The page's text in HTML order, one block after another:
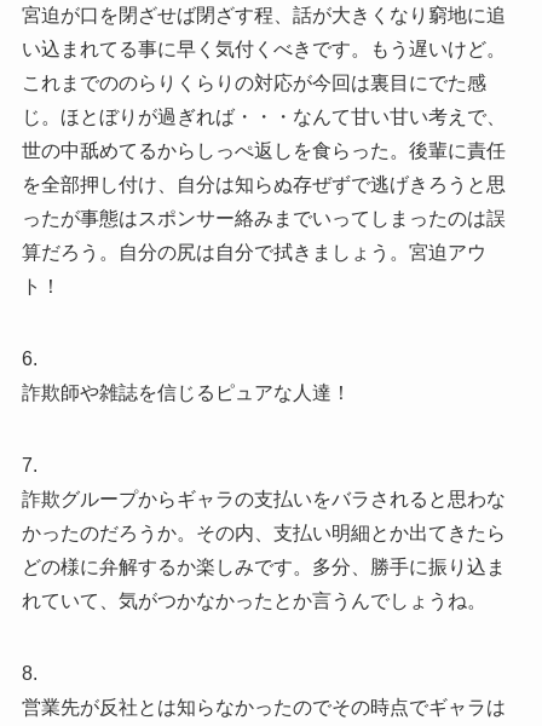
宮迫が口を閉ざせば閉ざす程、話が大きくなり窮地に追
い込まれてる事に早く気付くべきです。もう遅いけど。
これまでののらりくらりの対応が今回は裏目にでた感
じ。ほとぼりが過ぎれば・・・なんて甘い甘い考えで、
世の中舐めてるからしっぺ返しを食らった。後輩に責任
を全部押し付け、自分は知らぬ存ぜずで逃げきろうと思
ったが事態はスポンサー絡みまでいってしまったのは誤
算だろう。自分の尻は自分で拭きましょう。宮迫アウ
ト！
6.
詐欺師や雑誌を信じるピュアな人達！
7.
詐欺グループからギャラの支払いをバラされると思わな
かったのだろうか。その内、支払い明細とか出てきたら
どの様に弁解するか楽しみです。多分、勝手に振り込ま
れていて、気がつかなかったとか言うんでしょうね。
8.
営業先が反社とは知らなかったのでその時点でギャラは